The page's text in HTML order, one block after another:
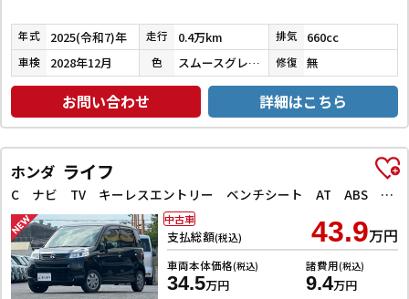
年式 2025(令和7)年 走行 0.4万km 排気 660cc
車検 2028年12月 色 スムースグレーマイカメタリック／シャイニングホワイトパール 修復 無
お問い合わせ 詳細はこちら
ホンダ ライフ
C ナビ TV キーレスエントリー ベンチシート AT ABS CD ミュージックプレイヤー接続可 衝突安全ボディ エアコン パワーステアリング パワーウィンドウ
支払総額(税込) 43.9万円
車両本体価格(税込)
34.5万円
諸費用(税込)
9.4万円
中古車